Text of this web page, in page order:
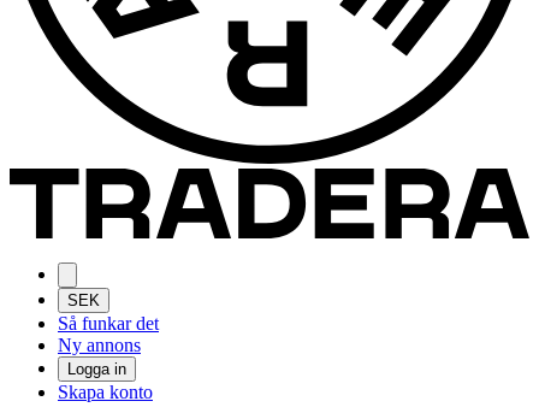
SEK
Så funkar det
Ny annons
Logga in
Skapa konto